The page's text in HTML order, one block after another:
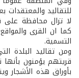
للتقاليد والمعتقدات
لا تزال محافظة على
كما ان القرى
التسمية.
ومن تقاليد البلدة
قريتهم يؤمنون
بأوراق هذه الأشجار